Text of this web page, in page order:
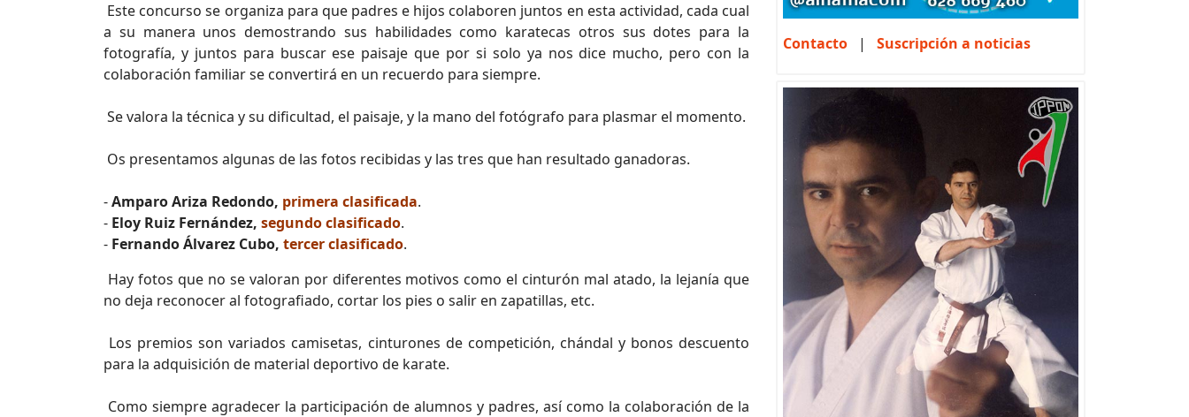
Este concurso se organiza para que padres e hijos colaboren juntos en esta actividad, cada cual
a su manera unos demostrando sus habilidades como karatecas otros sus dotes para la
fotografía, y juntos para buscar ese paisaje que por si solo ya nos dice mucho, pero con la
colaboración familiar se convertirá en un recuerdo para siempre.
Se valora la técnica y su dificultad, el paisaje, y la mano del fotógrafo para plasmar el momento.
Os presentamos algunas de las fotos recibidas y las tres que han resultado ganadoras.
-Amparo Ariza Redondo, primera clasificada.
- Eloy Ruiz Fernández, segundo clasificado.
- Fernando Álvarez Cubo, tercer clasificado.
Hay fotos que no se valoran por diferentes motivos como el cinturón mal atado, la lejanía que
no deja reconocer al fotografiado, cortar los pies o salir en zapatillas, etc.
Los premios son variados camisetas, cinturones de competición, chándal y bonos descuento
para la adquisición de material deportivo de karate.
Como siempre agradecer la participación de alumnos y padres, así como la colaboración de la
Contacto | Suscripción a noticias